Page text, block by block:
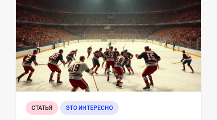
СТАТЬЯ ЭТО ИНТЕРЕСНО